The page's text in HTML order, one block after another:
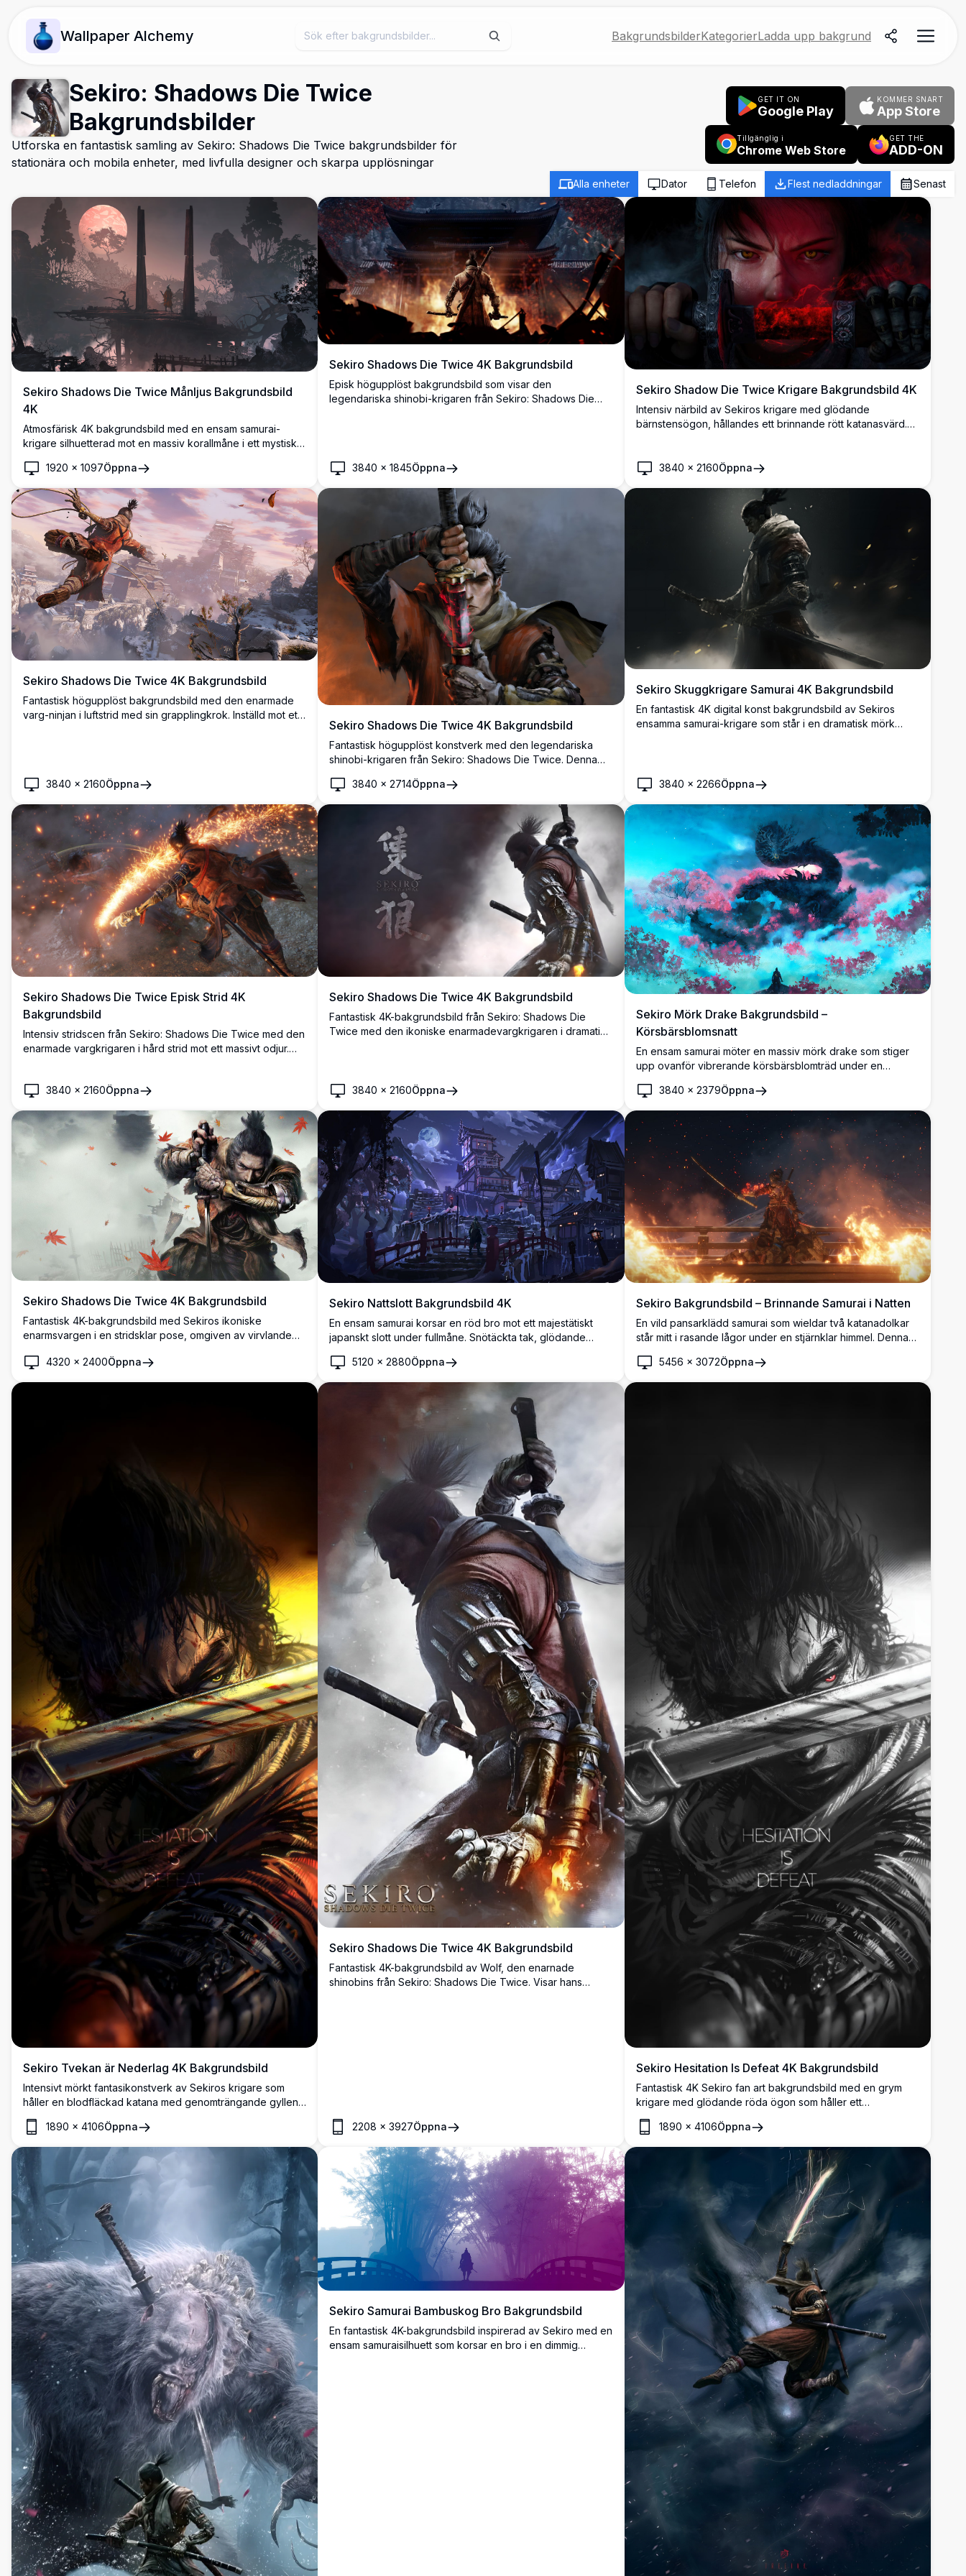
Wallpaper Alchemy BakgrundsbilderKategorierLadda upp bakgrund
Sekiro: Shadows Die Twice
Bakgrundsbilder
Utforska en fantastisk samling av Sekiro: Shadows Die Twice bakgrundsbilder för
stationära och mobila enheter, med livfulla designer och skarpa upplösningar
GET IT ON
Google Play
KOMMER SNART
App Store
Tillgänglig i
Chrome Web Store
GET THE
ADD-ON
Alla enheter Dator Telefon Flest nedladdningar Senast
Sekiro Shadows Die Twice Månljus Bakgrundsbild
4K
Atmosfärisk 4K bakgrundsbild med en ensam samurai-
krigare silhuetterad mot en massiv korallmåne i ett mystiskt
av feodala Japan med antik arkitektur, frodig vegetation
och dramatisk belysning i ultradetaljerad kvalitet.
1920 × 1097Öppna
Sekiro Shadows Die Twice 4K Bakgrundsbild
Episk högupplöst bakgrundsbild som visar den
legendariska shinobi-krigaren från Sekiro: Shadows Die
3840 ×1845Öppna
Sekiro Shadow Die Twice Krigare Bakgrundsbild 4K
Intensiv närbild av Sekiros krigare med glödande
bärnstensögon, hållandes ett brinnande rött katanasvärd.
3840 × 2160Öppna
Sekiro Shadows Die Twice 4K Bakgrundsbild
Fantastisk högupplöst bakgrundsbild med den enarmade
varg-ninjan i luftstrid med sin grapplingkrok. Inställd mot ett
3840 × 2160Öppna
Sekiro Shadows Die Twice 4K Bakgrundsbild
Fantastisk högupplöst konstverk med den legendariska
shinobi-krigaren från Sekiro: Shadows Die Twice. Denna
traditionell samurai-klädsel, svingande sin ikoniska katana
med mystiska röda energieffekter mot en stämningsfull,
3840 ×2714Öppna
Sekiro Skuggkrigare Samurai 4K Bakgrundsbild
En fantastisk 4K digital konst bakgrundsbild av Sekiros
ensamma samurai-krigare som står i en dramatisk mörk
3840 × 2266Öppna
Sekiro Shadows Die Twice Episk Strid 4K
Bakgrundsbild
Intensiv stridscen från Sekiro: Shadows Die Twice med den
enarmade vargkrigaren i hård strid mot ett massivt odjur.
karakteristiska brutala strid och atmosfäriska belysning.
3840 × 2160Öppna
Sekiro Shadows Die Twice 4K Bakgrundsbild
Fantastisk 4K-bakgrundsbild från Sekiro: Shadows Die
Twice med den ikoniske enarmadevargkrigaren i dramatisk
3840 ×2160Öppna
Sekiro Mörk Drake Bakgrundsbild –
Körsbärsblomsnatt
En ensam samurai möter en massiv mörk drake som stiger
upp ovanför vibrerande körsbärsblomträd under en
blandar japansk mytologi med hänförande fantasisceneri.
3840 × 2379Öppna
Sekiro Shadows Die Twice 4K Bakgrundsbild
Fantastisk 4K-bakgrundsbild med Sekiros ikoniske
enarmsvargen i en stridsklar pose, omgiven av virvlande
4320 × 2400Öppna
Sekiro Nattslott Bakgrundsbild 4K
En ensam samurai korsar en röd bro mot ett majestätiskt
japanskt slott under fullmåne. Snötäckta tak, glödande
atmosfär inspirerad av Sekiro.
5120 ×2880Öppna
Sekiro Bakgrundsbild – Brinnande Samurai i Natten
En vild pansarklädd samurai som wieldar två katanadolkar
står mitt i rasande lågor under en stjärnklar himmel. Denna
cinematiskt ögonblick fyllt av eld, rök och episk atmosfär.
5456 × 3072Öppna
Sekiro Tvekan är Nederlag 4K Bakgrundsbild
Intensivt mörkt fantasikonstverk av Sekiros krigare som
håller en blodfläckad katana med genomträngande gyllene
ögon. Dramatisk gyllene bakgrund med den ikoniska frasen
„Tvekan är Nederlag" fångar spelets obevekliga anda.
1890 × 4106Öppna
Sekiro Shadows Die Twice 4K Bakgrundsbild
Fantastisk 4K-bakgrundsbild av Wolf, den enarnade
shinobins från Sekiro: Shadows Die Twice. Visar hans
2208 ×3927Öppna
Sekiro Hesitation Is Defeat 4K Bakgrundsbild
Fantastisk 4K Sekiro fan art bakgrundsbild med en grym
krigare med glödande röda ögon som håller ett
katanasvärd. Mörkt, stämningsfullt monokromt konstverk
med det fettstilta citatet 'Hesitation Is Defeat' som
överlager.
1890 × 4106Öppna
Sekiro Samurai Bambuskog Bro Bakgrundsbild
En fantastisk 4K-bakgrundsbild inspirerad av Sekiro med en
ensam samuraisilhuett som korsar en bro i en dimmig